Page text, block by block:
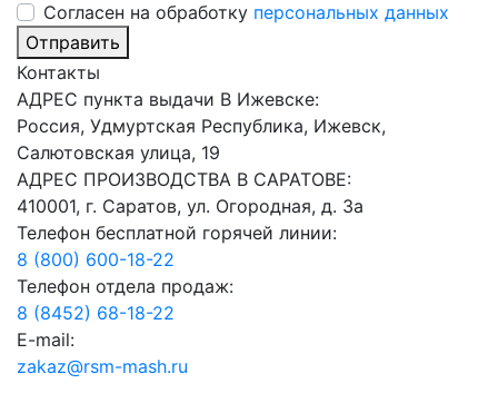
Cогласен на обработку персональных данных
Отправить
Контакты
АДРЕС пункта выдачи В Ижевске:
Россия, Удмуртская Республика, Ижевск,
Салютовская улица, 19
АДРЕС ПРОИЗВОДСТВА В САРАТОВЕ:
410001, г. Саратов, ул. Огородная, д. 3а
Телефон бесплатной горячей линии:
8 (800) 600-18-22
Телефон отдела продаж:
8 (8452) 68-18-22
E-mail:
zakaz@rsm-mash.ru